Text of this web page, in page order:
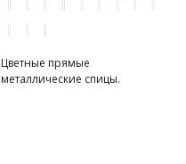
Цветные прямые
металлические спицы.